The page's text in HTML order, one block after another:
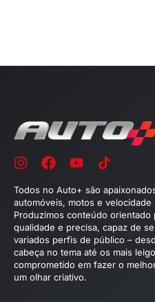
Todos no Auto+ são
automóveis, motos e
Produzimos conteúdo orientado
qualidade e precisa, capaz de
variados perfis de público –
cabeça no tema até os mais
comprometido em fazer o
um olhar criativo.